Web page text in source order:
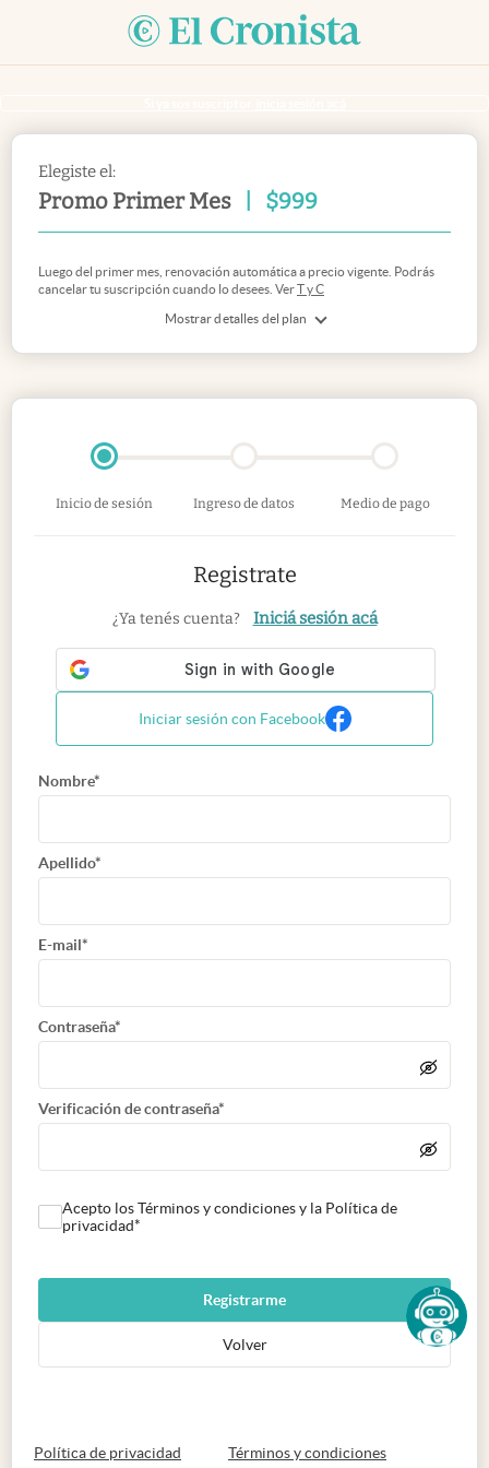
Elegiste el:
Promo Primer Mes $999
Mostrar detalles del plan
Luego del primer mes, renovación automática a precio vigente. Podrás
cancelar tu suscripción cuando lo desees. VerT y C
Inicio de sesión Ingreso de datos Medio de pago
Registrate
¿Ya tenés cuenta? Iniciá sesión acá
Iniciar sesión con Facebook
Nombre*
Apellido*
E-mail*
Contraseña*
Verificación de contraseña*
Acepto los Términos y condiciones y la Política de
privacidad*
Registrarme
Volver
Política de privacidad abre en nueva pestaña
Términos y condicionesabre en nueva